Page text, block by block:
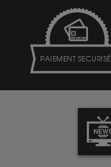
PAIEMENT SECURISÉ